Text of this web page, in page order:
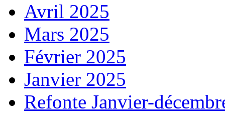
Avril 2025
Mars 2025
Février 2025
Janvier 2025
Refonte Janvier-